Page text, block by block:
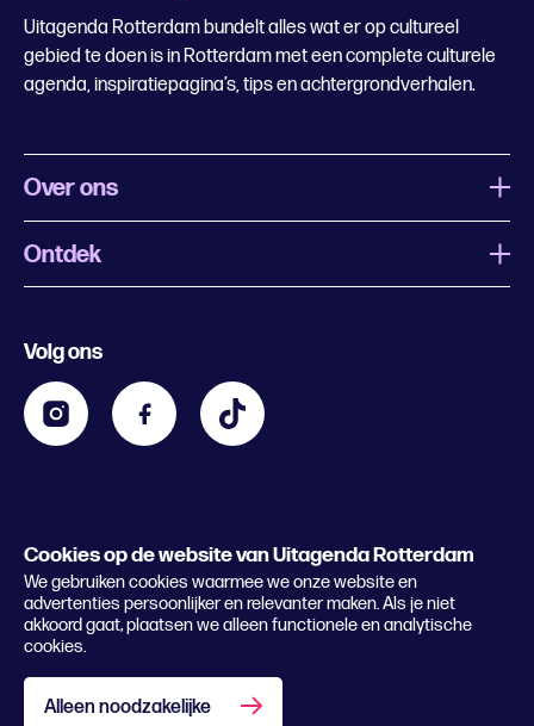
Cookies op de website van Uitagenda Rotterdam
We gebruiken cookies waarmee we onze website en
advertenties persoonlijker en relevanter maken. Als je niet
akkoord gaat, plaatsen we alleen functionele en analytische
cookies.
Alleen noodzakelijke
Uitagenda Rotterdam bundelt alles wat er op cultureel
gebied te doen is in Rotterdam met een complete culturele
agenda, inspiratiepagina’s, tips en achtergrondverhalen.
Over ons
Wat is Uitagenda Rotterdam
Contact
Zakelijk
Lees het magazine
Ontdek
Kids
Volg ons
© 2026 Rotterdam Festivals